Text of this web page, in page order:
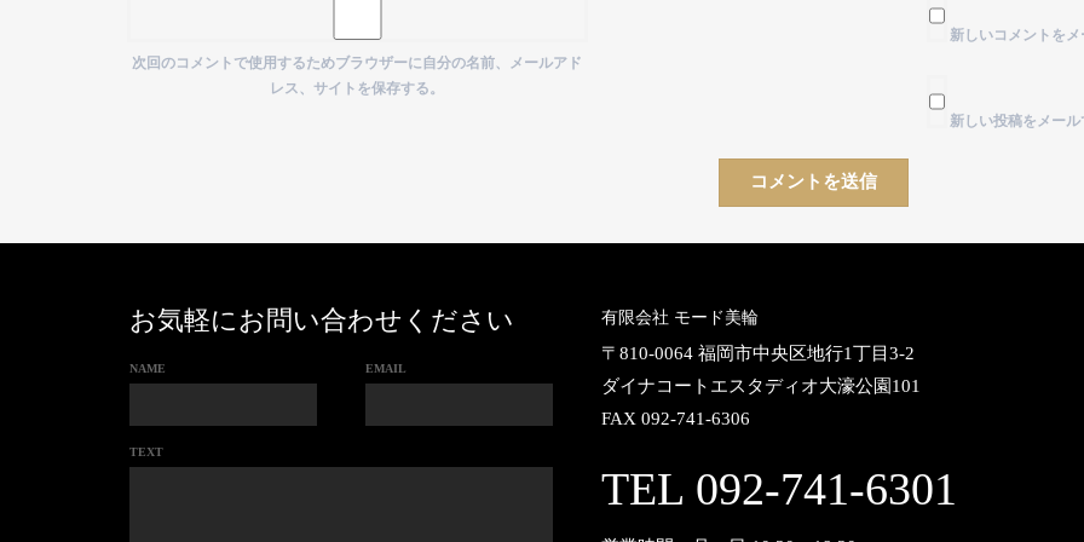
次回のコメントで使用するためブラウザーに自分の名前、メールアド
レス、サイトを保存する。
新しいコメントを
新しい投稿をメール
お気軽にお問い合わせください
NAME EMAIL
TEXT
有限会社 モード美輪
〒810-0064 福岡市中央区地行1丁目3-2
ダイナコートエスタディオ大濠公園101
FAX 092-741-6306
TEL 092-741-6301